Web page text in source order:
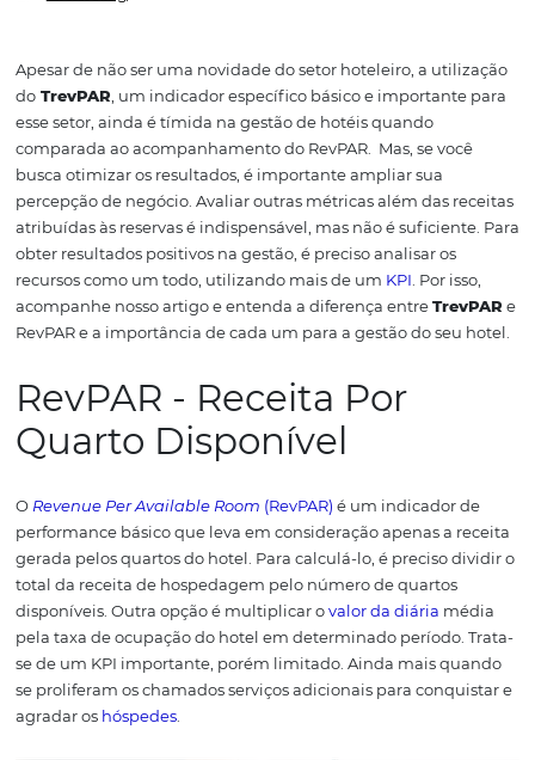
para seu hotel?
Marketing
Apesar de não ser uma novidade do setor hoteleiro, a
doTrevPAR,um indicador específico básico e
esse setor, ainda é tímida na gestão de hotéis quando
comparada ao acompanhamento do RevPAR. Mas, se
busca otimizar os resultados, é importante ampliar sua
atribuídas às reservas é indispensável, mas não é
recursos como um todo, utilizando mais de um
RevPAR e a importância de cada um para a gestão do
RevPAR - Receita Por
Quarto Disponível
ORevenue Per Available Room